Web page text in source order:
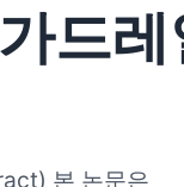
드
본 논문은